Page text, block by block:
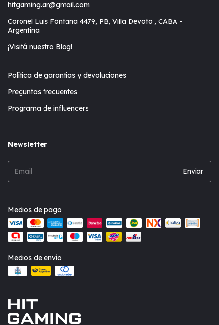
hitgaming.ar@gmail.com
Coronel Luis Fontana 4479, PB, Villa Devoto , CABA -
Argentina
¡Visitá nuestro Blog!
Política de garantías y devoluciones
Preguntas frecuentes
Programa de influencers
Newsletter
Medios de pago
Medios de envío